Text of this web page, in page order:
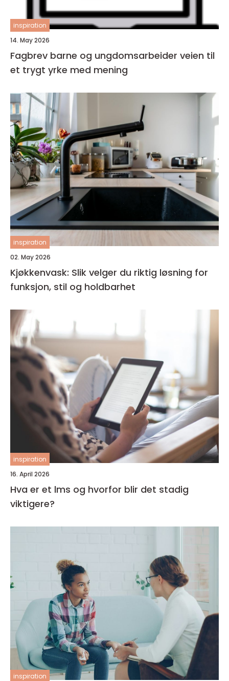
inspiration
14. May 2026
Fagbrev barne og ungdomsarbeider veien til
et trygt yrke med mening
inspiration
02. May 2026
Kjøkkenvask: Slik velger du riktig løsning for
funksjon, stil og holdbarhet
inspiration
16. April 2026
Hva er et lms og hvorfor blir det stadig
viktigere?
inspiration